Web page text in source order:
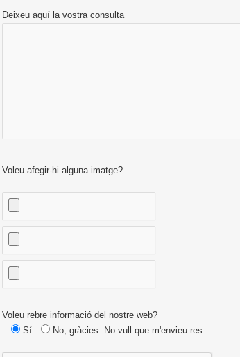
Deixeu aquí la vostra consulta
Voleu afegir-hi alguna imatge?
Voleu rebre informació del nostre web?
Sí
No, gràcies. No vull que m'envieu res.